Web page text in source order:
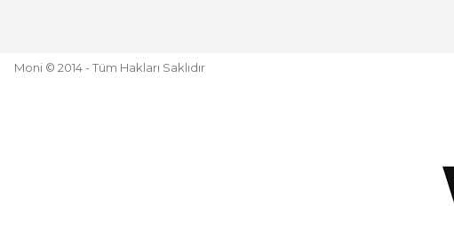
Moni © 2014 - Tüm Hakları Saklıdır